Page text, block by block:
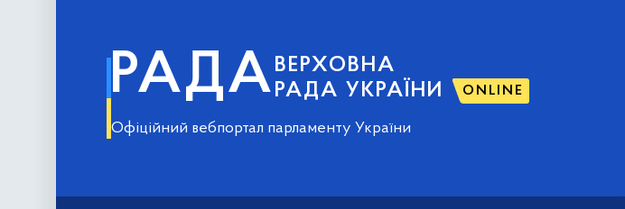
РАДА ВЕРХОВНА
РАДА УКРАЇНИ
ONLINE
Офіційний вебпортал парламенту України